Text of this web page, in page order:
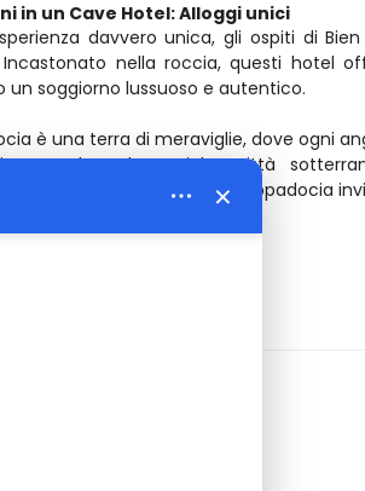
in un Cave Hotel: Alloggi unici
davvero unica, gli ospiti di
Incastonato nella roccia, questi hotel
un soggiorno lussuoso e autentico.
è una terra di meraviglie, dove ogni
esplorando antiche città
indimenticabile. Bien Cappadocia
×